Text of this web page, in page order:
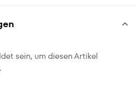
sein, um diesen Artikel